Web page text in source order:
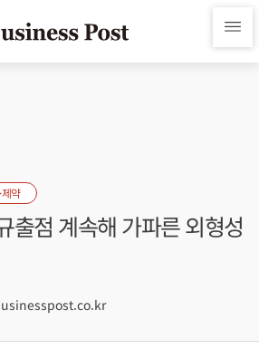
제약
출점 계속해 가파른 외형성